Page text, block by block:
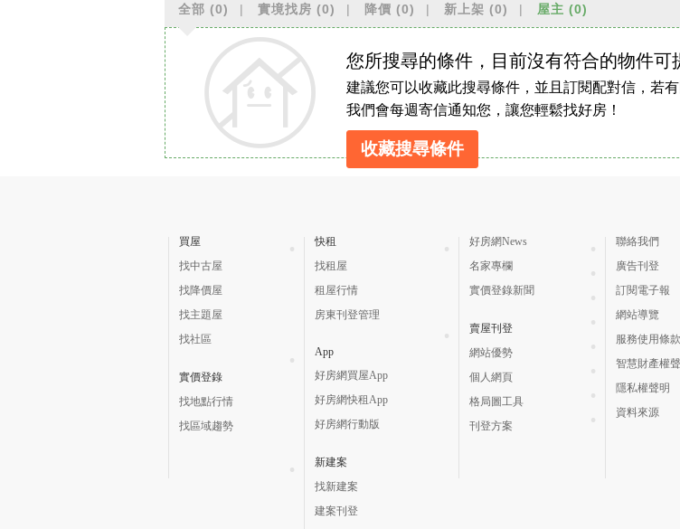
全部 (0) 實境找房 (0) 降價 (0) 新上架 (0) 屋主 (0)
您所搜尋的條件，目前沒有符合的物件可
建議您可以收藏此搜尋條件，並且訂閱配對信，若有
我們會每週寄信通知您，讓您輕鬆找好房！
收藏搜尋條件
買屋
找中古屋
找降價屋
找主題屋
找社區
實價登錄
找地點行情
找區域趨勢
快租
找租屋
租屋行情
房東刊登管理
App
好房網買屋App
好房網快租App
好房網行動版
新建案
找新建案
建案刊登
好房網News
名家專欄
實價登錄新聞
賣屋刊登
網站優勢
個人網頁
格局圖工具
刊登方案
聯絡我們
廣告刊登
訂閱電子報
網站導覽
服務使用條款
智慧財產權
隱私權聲明
資料來源